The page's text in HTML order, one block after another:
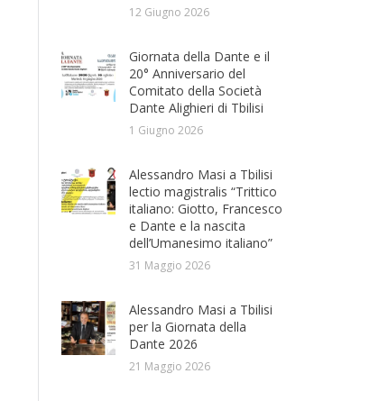
12 Giugno 2026
Giornata della Dante e il
20° Anniversario del
Comitato della Società
Dante Alighieri di Tbilisi
1 Giugno 2026
Alessandro Masi a Tbilisi
lectio magistralis “Trittico
italiano: Giotto, Francesco
e Dante e la nascita
dell’Umanesimo italiano”
31 Maggio 2026
Alessandro Masi a Tbilisi
per la Giornata della
Dante 2026
21 Maggio 2026